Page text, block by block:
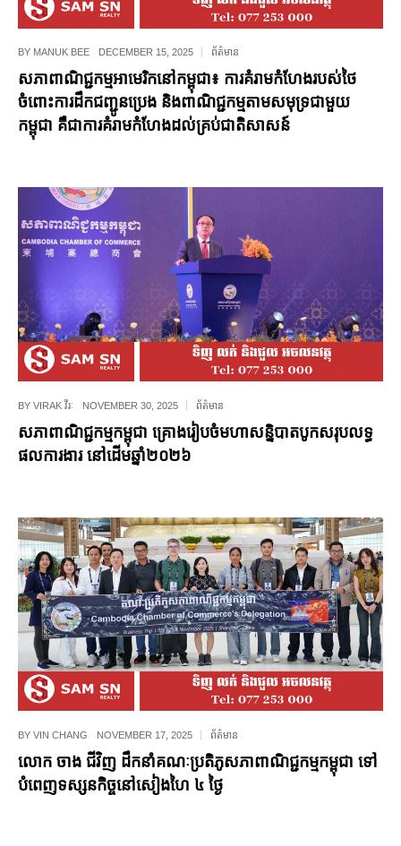
BY MANUK BEE DECEMBER 15, 2025 ព័ត៌មាន
សភាពាណិជ្ជកម្មអាមេរិកនៅកម្ពុជា៖ ការ​គំរាម​កំហែង​របស់​ថៃ​
ចំពោះ​ការ​ដឹក​ជញ្ជូន​ប្រេង ​និង​ពាណិជ្ជកម្ម​តាម​សមុទ្រ​ជាមួយ​
កម្ពុជា​ គឺ​ជា​ការ​គំរាម​កំហែង​ដល់​គ្រប់​ជាតិ​សាសន៍
BY VIRAK វីរៈ NOVEMBER 30, 2025 ព័ត៌មាន
សភាពាណិជ្ជកម្មកម្ពុជា គ្រោងរៀបចំមហាសន្និបាតបូកសរុបលទ្ធ
ផលការងារ នៅដើមឆ្នាំ២០២៦
BY VIN CHANG NOVEMBER 17, 2025 ព័ត៌មាន
លោក ចាង ជីវិញ ដឹកនាំគណៈប្រតិភូសភាពាណិជ្ជកម្មកម្ពុជា ទៅ
បំពេញទស្សនកិច្ចនៅសៀងហៃ ៤ ថ្ងៃ